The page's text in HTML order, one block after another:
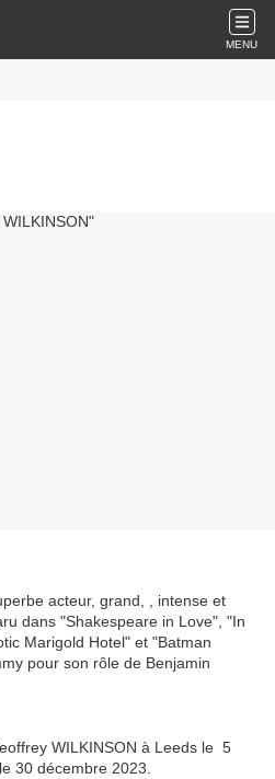
MENU
acteur, grand, , intense et
dans "Shakespeare in Love", "In
Marigold Hotel" et "Batman
pour son rôle de Benjamin
WILKINSON à Leeds le 5
30 décembre 2023.